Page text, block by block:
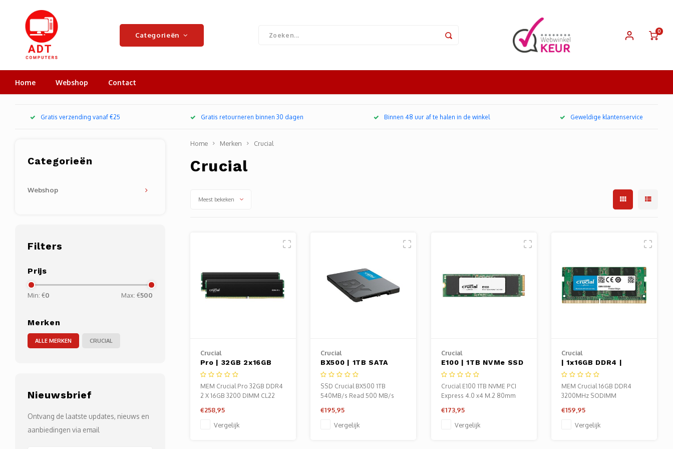
Categorieën 0
Home Webshop Contact
Gratis verzending vanaf €25 Gratis retourneren binnen 30 dagen Binnen 48 uur af te halen in de winkel Geweldige klantenservice
Categorieën
Webshop
Filters
Prijs
Min: €0 Max: €500
Merken
ALLE MERKEN CRUCIAL
Nieuwsbrief
Ontvang de laatste updates, nieuws en
aanbiedingen via email
Home Merken Crucial
Crucial
Meest bekeken
Crucial
Pro | 32GB 2x16GB
DDR4 | 3200MHz |
DIMM | CL22 |
Geheugenmodules |
MEM Crucial Pro 32GB DDR4
2 X 16GB 3200 DIMM CL22
€258,95
Vergelijk
Crucial
BX500 | 1TB SATA
SSD | 2.5" | 540 MB/s
Lezen | 500 MB/s
Schrijven
SSD Crucial BX500 1TB
540MB/s Read 500 MB/s
€195,95
Vergelijk
Crucial
E100 | 1TB NVMe SSD
| M.2 Gen4 |
5.000MB/s Lezen |
4.500MB/s Schrijven
Crucial E100 1TB NVME PCI
Express 4.0 x4 M.2 80mm
€173,95
Vergelijk
Crucial
| 1x16GB DDR4 |
3200MHz | SODIMM |
CL22 |
Geheugenmodule |
MEM Crucial 16GB DDR4
3200MHz SODIMM
€159,95
Vergelijk